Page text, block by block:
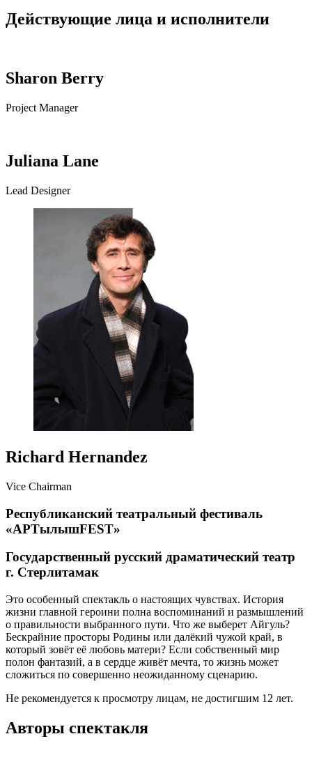
Действующие лица и исполнители
Sharon Berry
Project Manager
Juliana Lane
Lead Designer
Richard Hernandez
Vice Chairman
Республиканский театральный фестиваль
«AРTылышFEST»
Государственный русский драматический театр
г. Стерлитамак
Это особенный спектакль о настоящих чувствах. История
жизни главной героини полна воспоминаний и размышлений
о правильности выбранного пути. Что же выберет Айгуль?
Бескрайние просторы Родины или далёкий чужой край, в
который зовёт её любовь матери? Если собственный мир
полон фантазий, а в сердце живёт мечта, то жизнь может
сложиться по совершенно неожиданному сценарию.
Не рекомендуется к просмотру лицам, не достигшим 12 лет.
Авторы спектакля